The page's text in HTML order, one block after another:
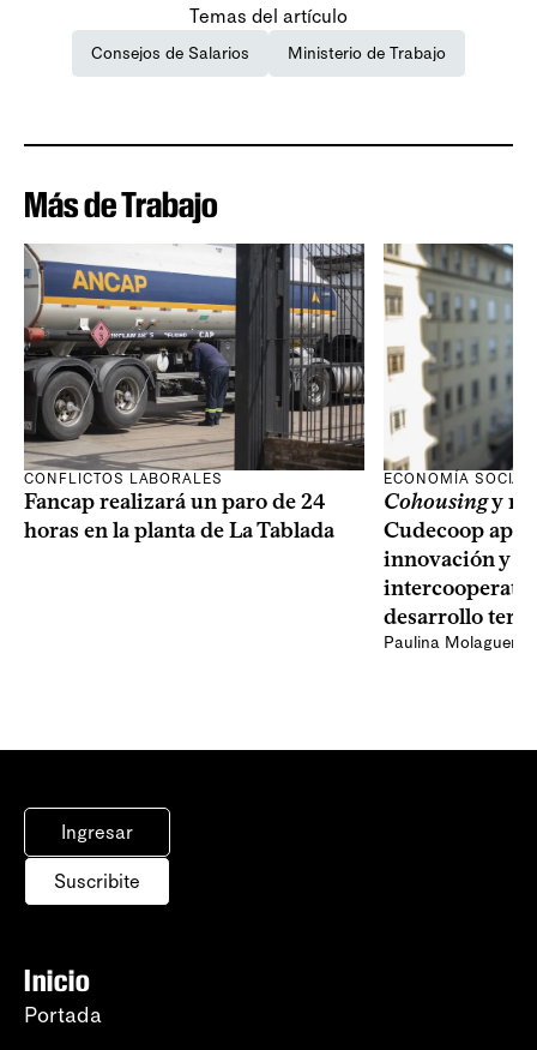
Temas del artículo
Consejos de Salarios Ministerio de Trabajo
Más de Trabajo
CONFLICTOS LABORALES
Fancap realizará un paro de 24
horas en la planta de La Tablada
ECONOMÍA SOCIAL
Cohousingy
Cudecoop
innovación y el
desarrollo
Paulina Molaguero
Ingresar
Suscribite
Inicio
Portada